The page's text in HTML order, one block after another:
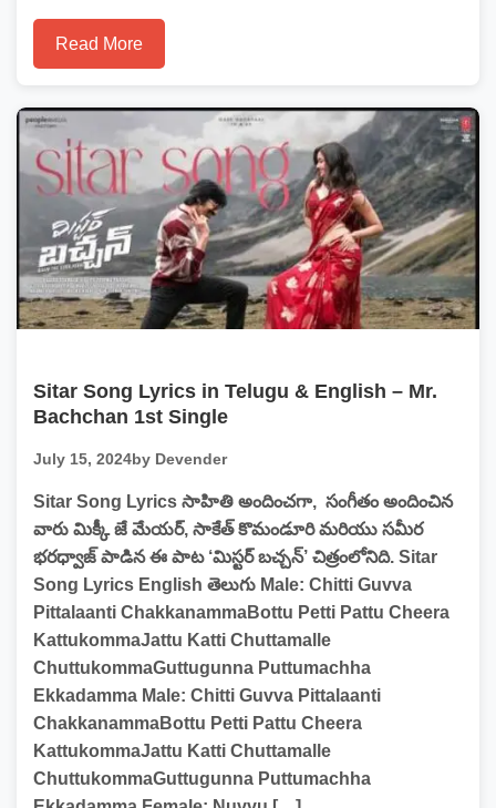
Read More
Sitar Song Lyrics in Telugu & English – Mr.
Bachchan 1st Single
July 15, 2024by Devender
Sitar Song Lyrics సాహితి అందించగా, సంగీతం అందించిన
వారు మిక్కీ జే మేయర్, సాకేత్ కొమండూరి మరియు సమీర
భరధ్వాజ్ పాడిన ఈ పాట ‘మిస్టర్ బచ్చన్’ చిత్రంలోనిది. Sitar
Song Lyrics English తెలుగు Male: Chitti Guvva
Pittalaanti ChakkanammaBottu Petti Pattu Cheera
KattukommaJattu Katti Chuttamalle
ChuttukommaGuttugunna Puttumachha
Ekkadamma Male: Chitti Guvva Pittalaanti
ChakkanammaBottu Petti Pattu Cheera
KattukommaJattu Katti Chuttamalle
ChuttukommaGuttugunna Puttumachha